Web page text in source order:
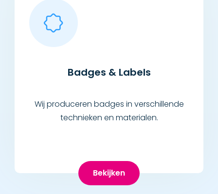
Badges & Labels
Wij produceren badges in verschillende
technieken en materialen.
Bekijken